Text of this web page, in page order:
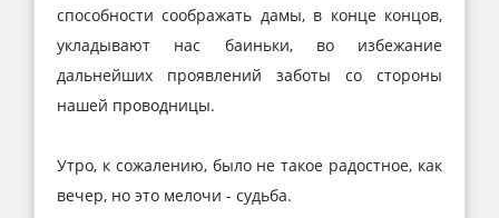
способности соображать дамы, в конце концов,
укладывают нас баиньки, во избежание
дальнейших проявлений заботы со стороны
нашей проводницы.
Утро, к сожалению, было не такое радостное, как
вечер, но это мелочи - судьба.